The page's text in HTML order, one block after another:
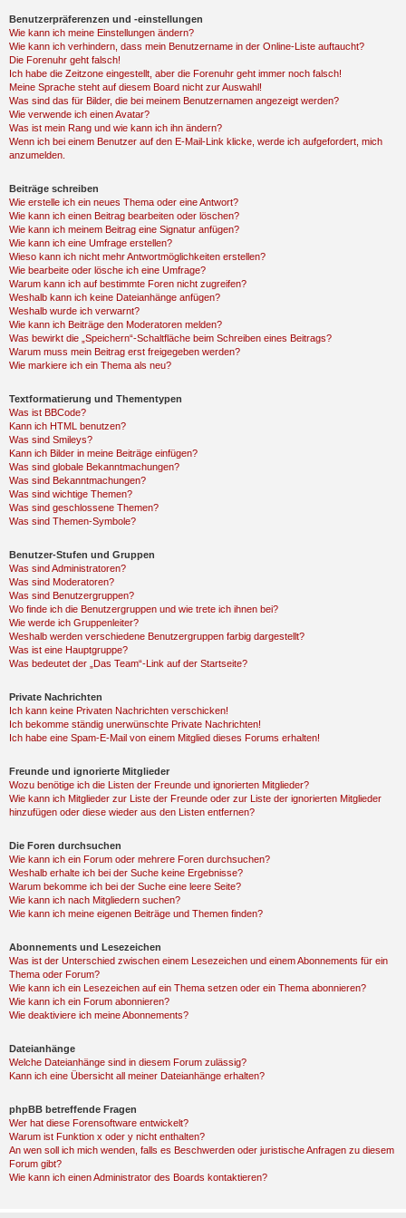
Benutzerpräferenzen und -einstellungen
Wie kann ich meine Einstellungen ändern?
Wie kann ich verhindern, dass mein Benutzername in der Online-Liste auftaucht?
Die Forenuhr geht falsch!
Ich habe die Zeitzone eingestellt, aber die Forenuhr geht immer noch falsch!
Meine Sprache steht auf diesem Board nicht zur Auswahl!
Was sind das für Bilder, die bei meinem Benutzernamen angezeigt werden?
Wie verwende ich einen Avatar?
Was ist mein Rang und wie kann ich ihn ändern?
Wenn ich bei einem Benutzer auf den E-Mail-Link klicke, werde ich aufgefordert, mich
anzumelden.
Beiträge schreiben
Wie erstelle ich ein neues Thema oder eine Antwort?
Wie kann ich einen Beitrag bearbeiten oder löschen?
Wie kann ich meinem Beitrag eine Signatur anfügen?
Wie kann ich eine Umfrage erstellen?
Wieso kann ich nicht mehr Antwortmöglichkeiten erstellen?
Wie bearbeite oder lösche ich eine Umfrage?
Warum kann ich auf bestimmte Foren nicht zugreifen?
Weshalb kann ich keine Dateianhänge anfügen?
Weshalb wurde ich verwarnt?
Wie kann ich Beiträge den Moderatoren melden?
Was bewirkt die „Speichern“-Schaltfläche beim Schreiben eines Beitrags?
Warum muss mein Beitrag erst freigegeben werden?
Wie markiere ich ein Thema als neu?
Textformatierung und Thementypen
Was ist BBCode?
Kann ich HTML benutzen?
Was sind Smileys?
Kann ich Bilder in meine Beiträge einfügen?
Was sind globale Bekanntmachungen?
Was sind Bekanntmachungen?
Was sind wichtige Themen?
Was sind geschlossene Themen?
Was sind Themen-Symbole?
Benutzer-Stufen und Gruppen
Was sind Administratoren?
Was sind Moderatoren?
Was sind Benutzergruppen?
Wo finde ich die Benutzergruppen und wie trete ich ihnen bei?
Wie werde ich Gruppenleiter?
Weshalb werden verschiedene Benutzergruppen farbig dargestellt?
Was ist eine Hauptgruppe?
Was bedeutet der „Das Team“-Link auf der Startseite?
Private Nachrichten
Ich kann keine Privaten Nachrichten verschicken!
Ich bekomme ständig unerwünschte Private Nachrichten!
Ich habe eine Spam-E-Mail von einem Mitglied dieses Forums erhalten!
Freunde und ignorierte Mitglieder
Wozu benötige ich die Listen der Freunde und ignorierten Mitglieder?
Wie kann ich Mitglieder zur Liste der Freunde oder zur Liste der ignorierten Mitglieder
hinzufügen oder diese wieder aus den Listen entfernen?
Die Foren durchsuchen
Wie kann ich ein Forum oder mehrere Foren durchsuchen?
Weshalb erhalte ich bei der Suche keine Ergebnisse?
Warum bekomme ich bei der Suche eine leere Seite?
Wie kann ich nach Mitgliedern suchen?
Wie kann ich meine eigenen Beiträge und Themen finden?
Abonnements und Lesezeichen
Was ist der Unterschied zwischen einem Lesezeichen und einem Abonnements für ein
Thema oder Forum?
Wie kann ich ein Lesezeichen auf ein Thema setzen oder ein Thema abonnieren?
Wie kann ich ein Forum abonnieren?
Wie deaktiviere ich meine Abonnements?
Dateianhänge
Welche Dateianhänge sind in diesem Forum zulässig?
Kann ich eine Übersicht all meiner Dateianhänge erhalten?
phpBB betreffende Fragen
Wer hat diese Forensoftware entwickelt?
Warum ist Funktion x oder y nicht enthalten?
An wen soll ich mich wenden, falls es Beschwerden oder juristische Anfragen zu diesem
Forum gibt?
Wie kann ich einen Administrator des Boards kontaktieren?